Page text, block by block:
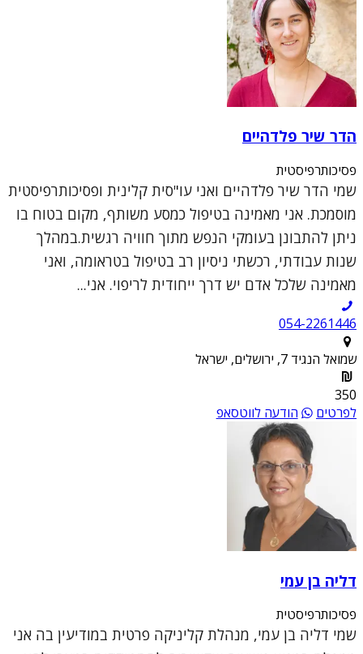
הדר שיר פלדהיים
פסיכותרפיסטית
שמי הדר שיר פלדהיים ואני עו"סית קלינית ופסיכותרפיסטית
מוסמכת. אני מאמינה בטיפול כמסע משותף, מקום בטוח בו
ניתן להתבונן בעומקי הנפש מתוך חוויה רגשית.במהלך
שנות עבודתי, רכשתי ניסיון רב בטיפול בטראומה, ואני
מאמינה שלכל אדם יש דרך ייחודית לריפוי. אני...
054-2261446
שמואל הנגיד 7, ירושלים, ישראל
350
לפרטים
הודעה לווטסאפ
דליה בן עמי
פסיכותרפיסטית
שמי דליה בן עמי, מנהלת קליניקה פרטית במודיעין בה אני